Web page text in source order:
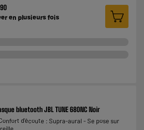
90
en plusieurs fois
bluetooth JBL TUNE 680NC Noir
d'écoute : Supra-aural - Se pose sur